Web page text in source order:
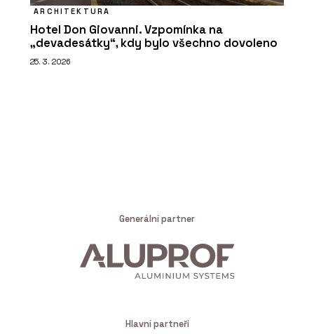
ARCHITEKTURA
Hotel Don Giovanni. Vzpomínka na
„devadesátky“, kdy bylo všechno dovoleno
25. 3. 2026
Generální partner
Hlavní partneři